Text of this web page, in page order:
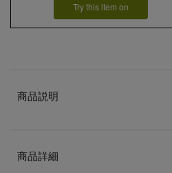
Try this item on
商品説明
商品詳細